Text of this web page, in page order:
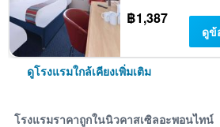
฿1,387
ดูข้
ดูโรงแรมใกล้เคียงเพิ่มเติม
โรงแรมราคาถูกในนิวคาสเซิลอะพอนไทน์